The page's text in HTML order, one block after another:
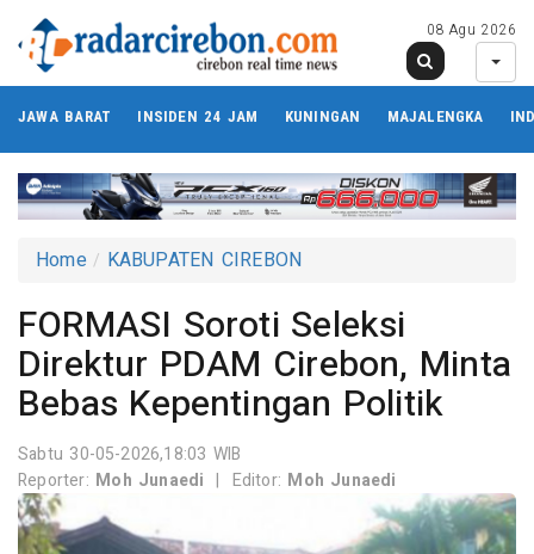
08 Agu 2026
JAWA BARAT INSIDEN 24 JAM KUNINGAN MAJALENGKA
Home KABUPATEN CIREBON
FORMASI Soroti Seleksi
Direktur PDAM Cirebon, Minta
Bebas Kepentingan Politik
Sabtu 30-05-2026,18:03 WIB
Reporter: Moh Junaedi | Editor: Moh Junaedi